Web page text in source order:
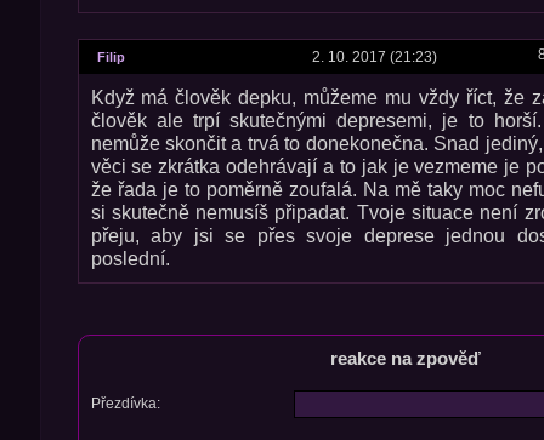
Filip 2. 10. 2017 (21:23)
Když má člověk depku, můžeme mu vždy říct, že
člověk ale trpí skutečnými depresemi, je to
nemůže skončit a trvá to donekonečna. Snad
věci se zkrátka odehrávají a to jak je vezmeme je
že řada je to poměrně zoufalá. Na mě taky moc
si skutečně nemusíš připadat. Tvoje situace není
přeju, aby jsi se přes svoje deprese jednou
poslední.
reakce na zpověď
Přezdívka: